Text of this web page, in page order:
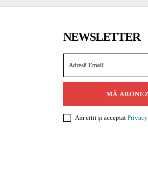
NEWSLETTER
MĂ ABONEZ
Am citit și acceptat